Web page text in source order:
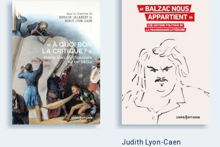
Judith Lyon-Caen